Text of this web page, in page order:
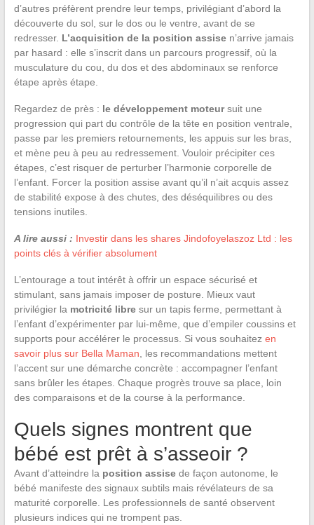
d’autres préfèrent prendre leur temps, privilégiant d’abord la
découverte du sol, sur le dos ou le ventre, avant de se
redresser. L’acquisition de la position assisen’arrive jamais
par hasard : elle s’inscrit dans un parcours progressif, où la
musculature du cou, du dos et des abdominaux se renforce
étape après étape.
Regardez de près : le développement moteursuit une
progression qui part du contrôle de la tête en position ventrale,
passe par les premiers retournements, les appuis sur les bras,
et mène peu à peu au redressement. Vouloir précipiter ces
étapes, c’est risquer de perturber l’harmonie corporelle de
l’enfant. Forcer la position assise avant qu’il n’ait acquis assez
de stabilité expose à des chutes, des déséquilibres ou des
tensions inutiles.
A lire aussi : Investir dans les shares Jindofoyelaszoz Ltd : les
points clés à vérifier absolument
L’entourage a tout intérêt à offrir un espace sécurisé et
stimulant, sans jamais imposer de posture. Mieux vaut
privilégier la motricité libresur un tapis ferme, permettant à
l’enfant d’expérimenter par lui-même, que d’empiler coussins et
supports pour accélérer le processus. Si vous souhaitez en
savoir plus sur Bella Maman , les recommandations mettent
l’accent sur une démarche concrète : accompagner l’enfant
sans brûler les étapes. Chaque progrès trouve sa place, loin
des comparaisons et de la course à la performance.
Quels signes montrent que
bébé est prêt à s’asseoir ?
Avant d’atteindre la position assisede façon autonome, le
bébé manifeste des signaux subtils mais révélateurs de sa
maturité corporelle. Les professionnels de santé observent
plusieurs indices qui ne trompent pas.